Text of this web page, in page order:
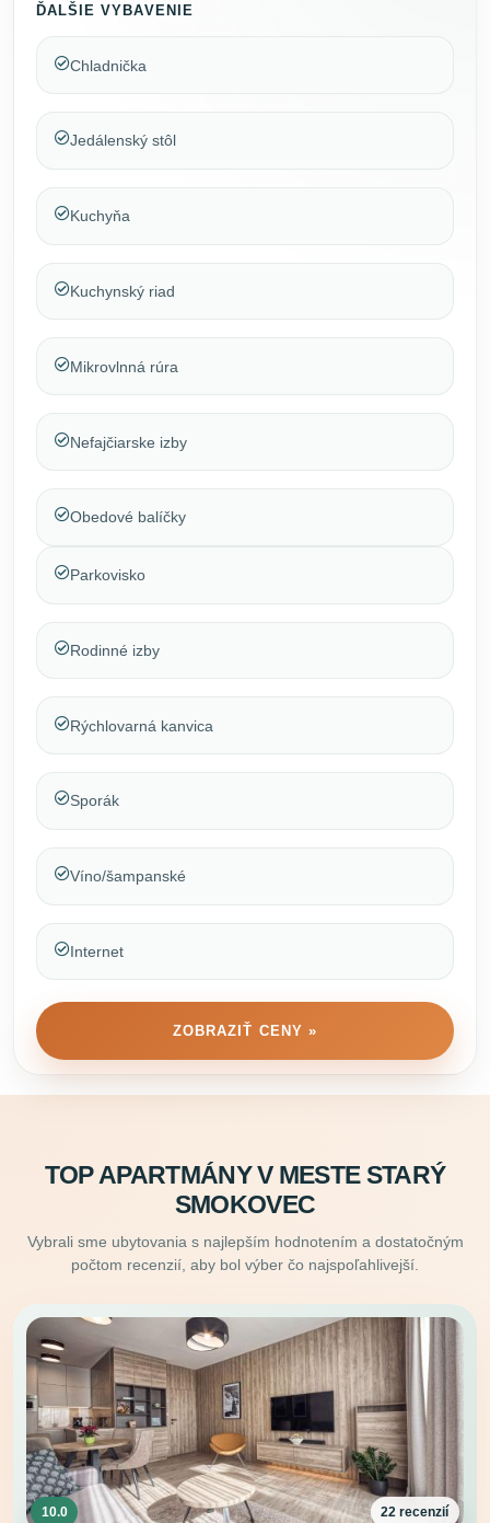
ĎALŠIE VYBAVENIE
Chladnička
Jedálenský stôl
Kuchyňa
Kuchynský riad
Mikrovlnná rúra
Nefajčiarske izby
Obedové balíčky
Parkovisko
Rodinné izby
Rýchlovarná kanvica
Sporák
Víno/šampanské
Internet
ZOBRAZIŤ CENY »
TOP APARTMÁNY V MESTE STARÝ
SMOKOVEC
Vybrali sme ubytovania s najlepším hodnotením a dostatočným
počtom recenzií, aby bol výber čo najspoľahlivejší.
10.0 22 recenzií